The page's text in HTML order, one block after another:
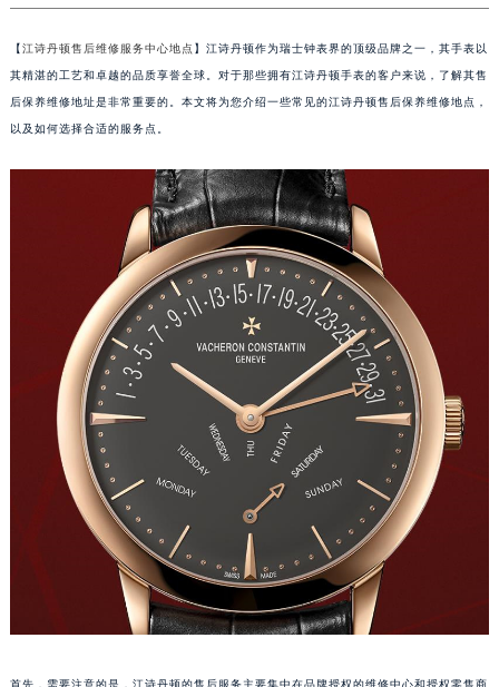
【江诗丹顿售后维修服务中心地点 】江诗丹顿作为瑞士钟表界的顶级品牌之一，其手表以
其精湛的工艺和卓越的品质享誉全球。对于那些拥有江诗丹顿手表的客户来说，了解其售
后保养维修地址是非常重要的。本文将为您介绍一些常见的江诗丹顿售后保养维修地点，
以及如何选择合适的服务点。
首先，需要注意的是，江诗丹顿的售后服务主要集中在品牌授权的维修中心和授权零售商